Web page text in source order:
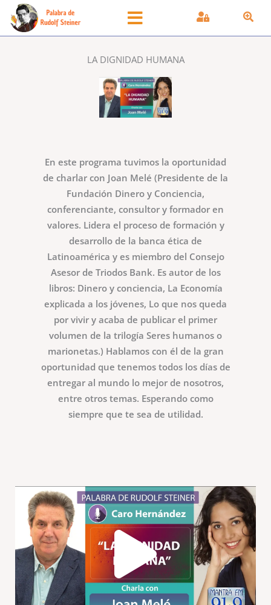
contenido
LA DIGNIDAD HUMANA
En este programa tuvimos la oportunidad
de charlar con Joan Melé (Presidente de la
Fundación Dinero y Conciencia,
conferenciante, consultor y formador en
valores. Lidera el proceso de formación y
desarrollo de la banca ética de
Latinoamérica y es miembro del Consejo
Asesor de Triodos Bank. Es autor de los
libros: Dinero y conciencia, La Economía
explicada a los jóvenes, Lo que nos queda
por vivir y acaba de publicar el primer
volumen de la trilogía Seres humanos o
marionetas.) Hablamos con él de la gran
oportunidad que tenemos todos los días de
entregar al mundo lo mejor de nosotros,
entre otros temas. Esperando como
siempre que te sea de utilidad.
Play